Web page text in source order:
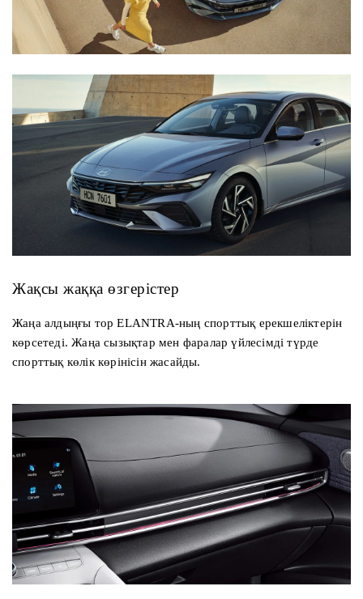
Жақсы жаққа өзгерістер
Жаңа алдыңғы тор ELANTRA-ның спорттық ерекшеліктерін
көрсетеді. Жаңа сызықтар мен фаралар үйлесімді түрде
спорттық көлік көрінісін жасайды.